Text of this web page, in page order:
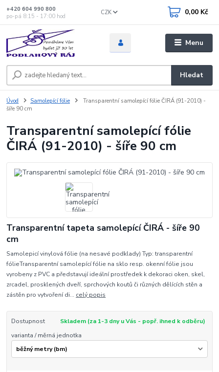
Menu
CZK
Hledat
+420 604 990 800
po-pá 8:15 - 17:00 hod
0,00 Kč
Úvod Samolepící fólie
Transparentní samolepící fólie ČIRÁ (91-2010) -
šíře 90 cm
Transparentní samolepící fólie
ČIRÁ (91-2010) - šíře 90 cm
Transparentní tapeta samolepící ČIRÁ - šíře 90
cm
Samolepicí vinylová fólie (na nesavé podklady) Typ: transparentní
fólieTransparentní samolepící fólie na sklo resp. okenní fólie jsou
vyrobeny z PVC a představují ideální prostředek k dekoraci oken, skel,
zrcadel, prosklených dveří, sprchových koutů či různých dělících stěn a
zástěn pro vytvoření di... celý popis
Dostupnost
Skladem (za 1-3 dny u Vás - popř. ihned k odběru)
varianta / měrná jednotka